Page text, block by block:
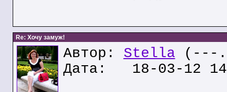
Re: Хочу замуж!
Автор: Stella (---
Дата: 18-03-12